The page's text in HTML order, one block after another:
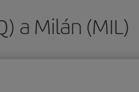
a Milán (MIL)